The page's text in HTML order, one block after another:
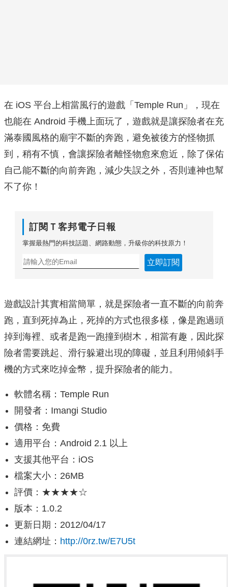
在 iOS 平台上相當風行的遊戲「Temple Run」，現在
也能在 Android 手機上面玩了，遊戲就是讓探險者在充
滿泰國風格的廟宇不斷的奔跑，避免被後方的怪物抓
到，稍有不慎，會讓探險者離怪物愈來愈近，除了保佑
自己能不斷的向前奔跑，減少失誤之外，否則連神也幫
不了你！
訂閱Ｔ客邦電子日報
掌握最熱門的科技話題、網路動態，升級你的科技原力！
立即訂閱
遊戲設計其實相當簡單，就是探險者一直不斷的向前奔
跑，直到死掉為止，死掉的方式也很多樣，像是跑過頭
掉到海裡、或者是跑一跑撞到樹木，相當有趣，因此探
險者需要跳起、滑行躲避出現的障礙，並且利用傾斜手
機的方式來吃掉金幣，提升探險者的能力。
軟體名稱：Temple Run
開發者：Imangi Studio
價格：免費
適用平台：Android 2.1 以上
支援其他平台：iOS
檔案大小：26MB
評價：★★★★☆
版本：1.0.2
更新日期：2012/04/17
連結網址： http://0rz.tw/E7U5t